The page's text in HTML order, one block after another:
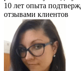
10 лет опыта
отзывами клиентов